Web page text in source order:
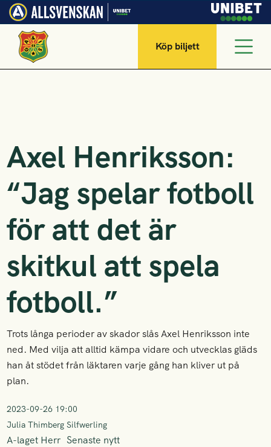
Köp biljett
Axel Henriksson:
“Jag spelar fotboll
för att det är
skitkul att spela
fotboll.”
Trots långa perioder av skador slås Axel Henriksson inte
ned. Med vilja att alltid kämpa vidare och utvecklas gläds
han åt stödet från läktaren varje gång han kliver ut på
plan.
2023-09-26 19:00
Julia Thimberg Silfwerling
A-laget Herr Senaste nytt